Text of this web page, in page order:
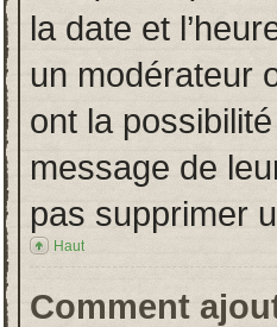
la date et
un modérateur
ont la
message de
pas supprimer
Haut
Comment